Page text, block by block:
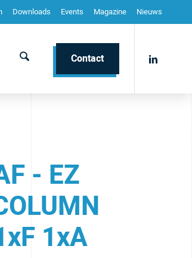
Downloads Events Magazine Nieuws
Contact
- EZ
1xA